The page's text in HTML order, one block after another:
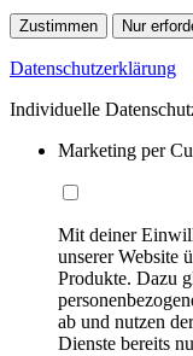
Zustimmen Nur
Datenschutzerklärung
Individuelle
Marketing per
Mit deiner
unserer Website
Produkte. Dazu
ab und nutzen
Dienste bereits